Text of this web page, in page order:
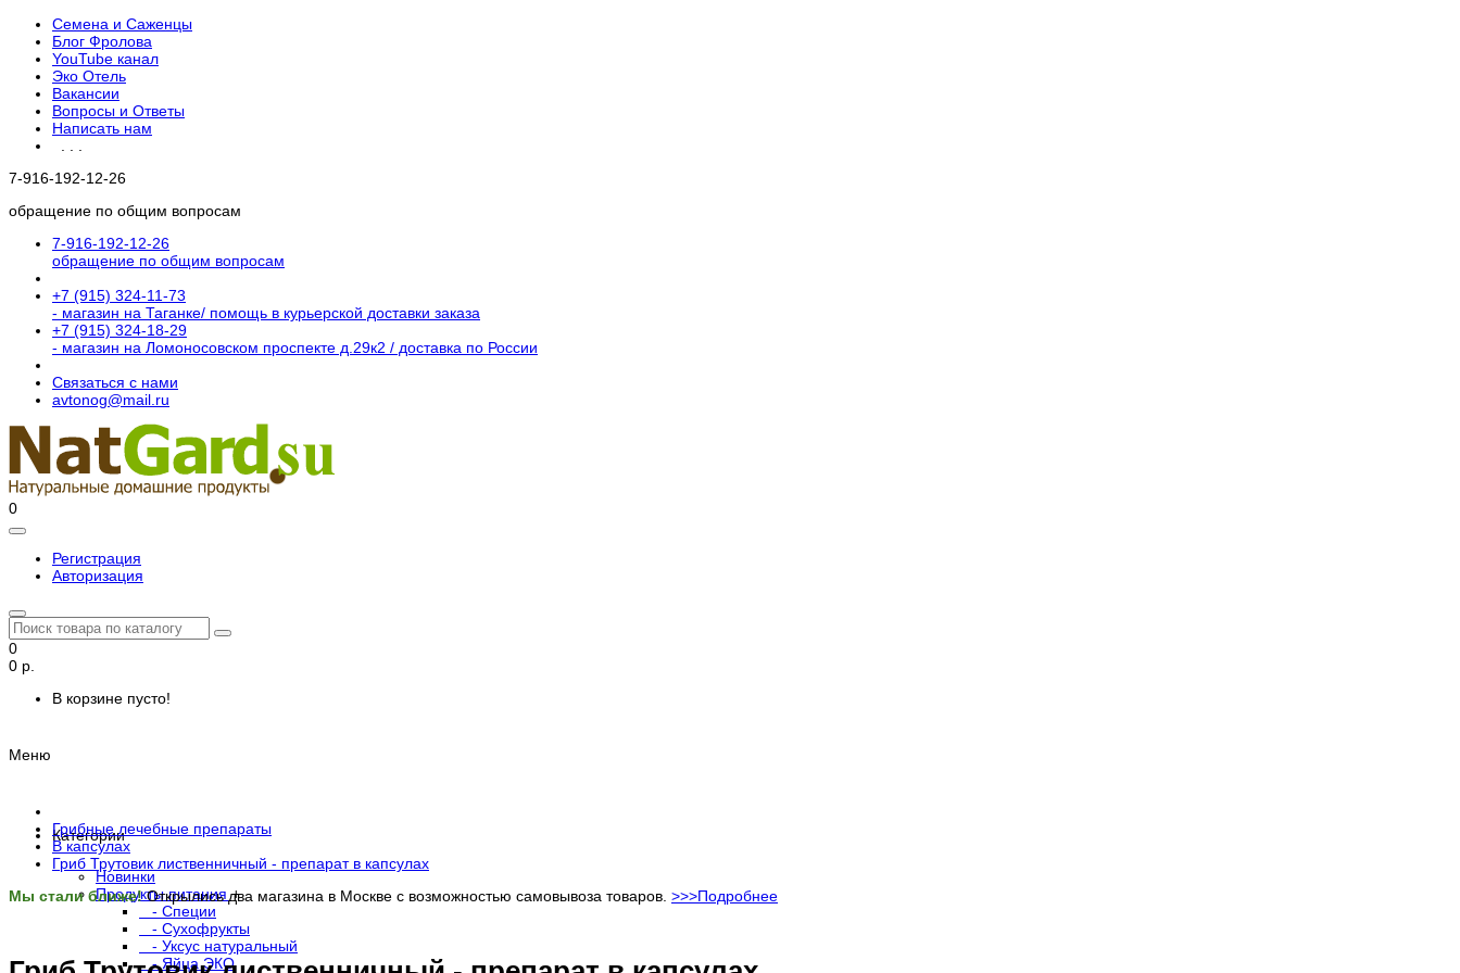
Семена и Саженцы
Блог Фролова
YouTube канал
Эко Отель
Вакансии
Вопросы и Ответы
Написать нам
7-916-192-12-26
обращение по общим вопросам
7-916-192-12-26
обращение по общим вопросам
+7 (915) 324-11-73
- магазин на Таганке/ помощь в курьерской доставки заказа
+7 (915) 324-18-29
- магазин на Ломоносовском проспекте д.29к2 / доставка по России
Связаться с нами
avtonog@mail.ru
0
Регистрация
Авторизация
0
0 р.
В корзине пусто!
Меню
Категории
Новинки
Продукты питания+
- Специи
- Сухофрукты
- Уксус натуральный
- Яйца ЭКО
Грибные лечебные препараты
В капсулах
Гриб Трутовик лиственничный - препарат в капсулах
Мы стали ближе!Открылись два магазина в Москве с возможностью самовывоза товаров. >>>Подробнее